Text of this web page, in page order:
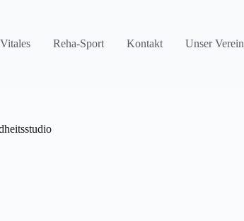
Reha-Sport Kontakt Unser Verein